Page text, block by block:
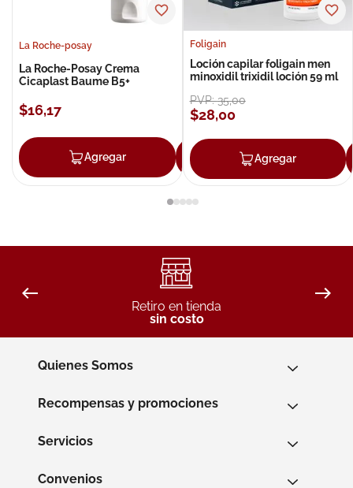
La Roche-posay
La Roche-Posay Crema
Cicaplast Baume B5+
$16,17
Agregar Agregar
Foligain
Loción capilar foligain men
minoxidil trixidil loción 59 ml
PVP:35,00
$28,00
Agregar
Retiro en tienda
sin costo
Quienes Somos
Recompensas y promociones
Servicios
Convenios